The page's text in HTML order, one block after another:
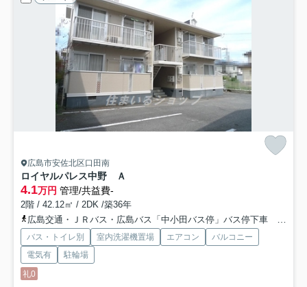
広島市安佐北区口田南
ロイヤルパレス中野 Ａ
4.1万円 管理/共益費-
2階 / 42.12㎡ / 2DK /築36年
広島交通・ＪＲバス・広島バス「中小田バス停」バス停下車 徒歩2分
バス・トイレ別 室内洗濯機置場 エアコン
バルコニー
電気有
駐輪場
礼0